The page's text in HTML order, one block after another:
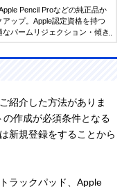
Pencil Proなどの純正品か
ップ。Apple認定資格を持つ
パームリジェクション・傾き
紹介した方法がありま
作成が必須条件となる
新規登録をすることから
ラックパッド、Apple